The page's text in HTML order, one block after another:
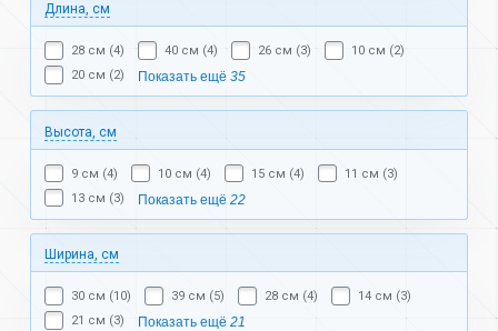
Длина, см
28 см (4) 40 см (4) 26 см (3)
10 см (2)
20 см (2)
Показать ещё 35
Высота, см
9 см (4) 10 см (4) 15 см (4)
11 см (3)
13 см (3)
Показать ещё 22
Ширина, см
30 см (10) 39 см (5) 28 см (4)
14 см (3)
21 см (3)
Показать ещё 21